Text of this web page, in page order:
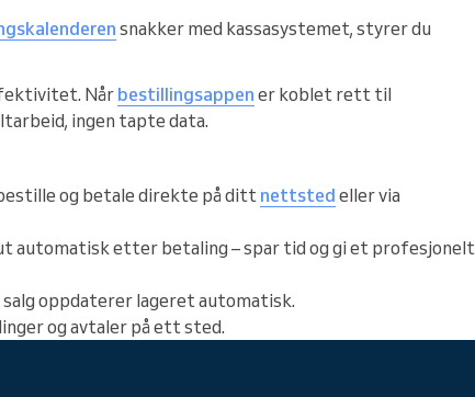
snakker med kassasystemet, styrer du
Når bestillingsappen er koblet rett til
ingen tapte data.
og betale direkte på ditt nettsted eller via
automatisk etter betaling – spar tid og gi et profesjonelt
oppdaterer lageret automatisk.
og avtaler på ett sted.